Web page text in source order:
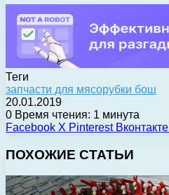
Теги
запчасти для мясорубки бош
20.01.2019
0 Время чтения: 1 минута
Facebook X Pinterest Вконтакте
ПОХОЖИЕ СТАТЬИ